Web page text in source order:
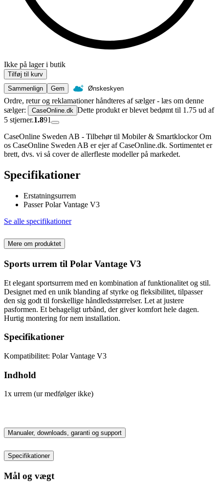
Ikke på lager i butik
Tilføj til kurv
Sammenlign
Gem Ønskeskyen
Ordre, retur og reklamationer håndteres af sælger - læs om denne
sælger:
CaseOnline.dk Dette produkt er blevet bedømt til 1.75 ud af
5 stjerner.1.891
CaseOnline Sweden AB - Tilbehør til Mobiler & Smartklockor Om
os CaseOnline Sweden AB er ejer af CaseOnline.dk. Sortimentet er
brett, dvs. vi så cover de allerfleste modeller på markedet.
Specifikationer
Erstatningsurrem
Passer Polar Vantage V3
Se alle specifikationer
Mere om produktet
Sports urrem til Polar Vantage V3
Et elegant sportsurrem med en kombination af funktionalitet og stil.
Designet med en unik blanding af styrke og fleksibilitet, tilpasser
den sig godt til forskellige håndledsstørrelser. Let at justere
pasformen. Et behageligt urbånd, der giver komfort hele dagen.
Hurtig montering for nem installation.
Specifikationer
Kompatibilitet: Polar Vantage V3
Indhold
1x urrem (ur medfølger ikke)
Manualer, downloads, garanti og support
Specifikationer
Mål og vægt